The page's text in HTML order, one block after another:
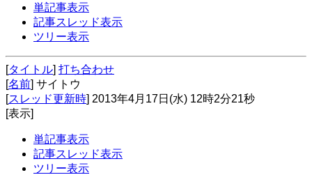
単記事表示
記事スレッド表示
ツリー表示
[タイトル] 打ち合わせ
[名前] サイトウ
[スレッド更新時] 2013年4月17日(水) 12時2分21秒
[表示]
単記事表示
記事スレッド表示
ツリー表示